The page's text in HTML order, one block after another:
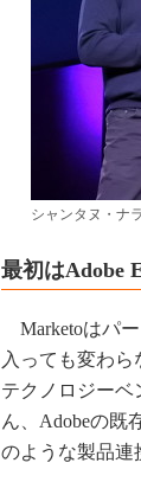
シャンタヌ・ナ
最初はAdobe
Marketoはパ
入っても変わら
テクノロジーベ
ん、Adobeの既
のような製品連